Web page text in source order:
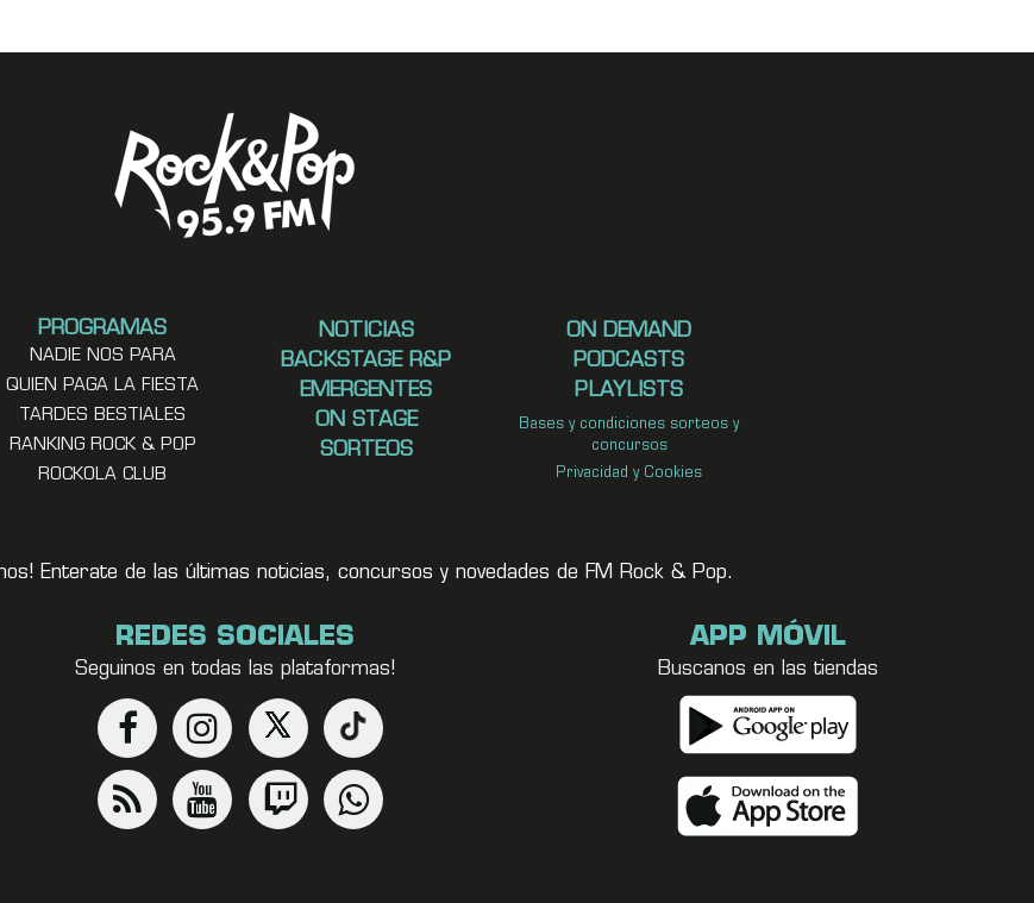
PROGRAMAS
NADIE NOS PARA
QUIEN PAGA LA FIESTA
TARDES BESTIALES
RANKING ROCK & POP
ROCKOLA CLUB
NOTICIAS
BACKSTAGE R&P
EMERGENTES
ON STAGE
SORTEOS
ON DEMAND
PODCASTS
PLAYLISTS
Bases y condiciones sorteos y
concursos
Privacidad y Cookies
Enterate de las últimas noticias, concursos y novedades de FM Rock & Pop.
REDES SOCIALES
Seguinos en todas las plataformas!
APP MÓVIL
Buscanos en las tiendas